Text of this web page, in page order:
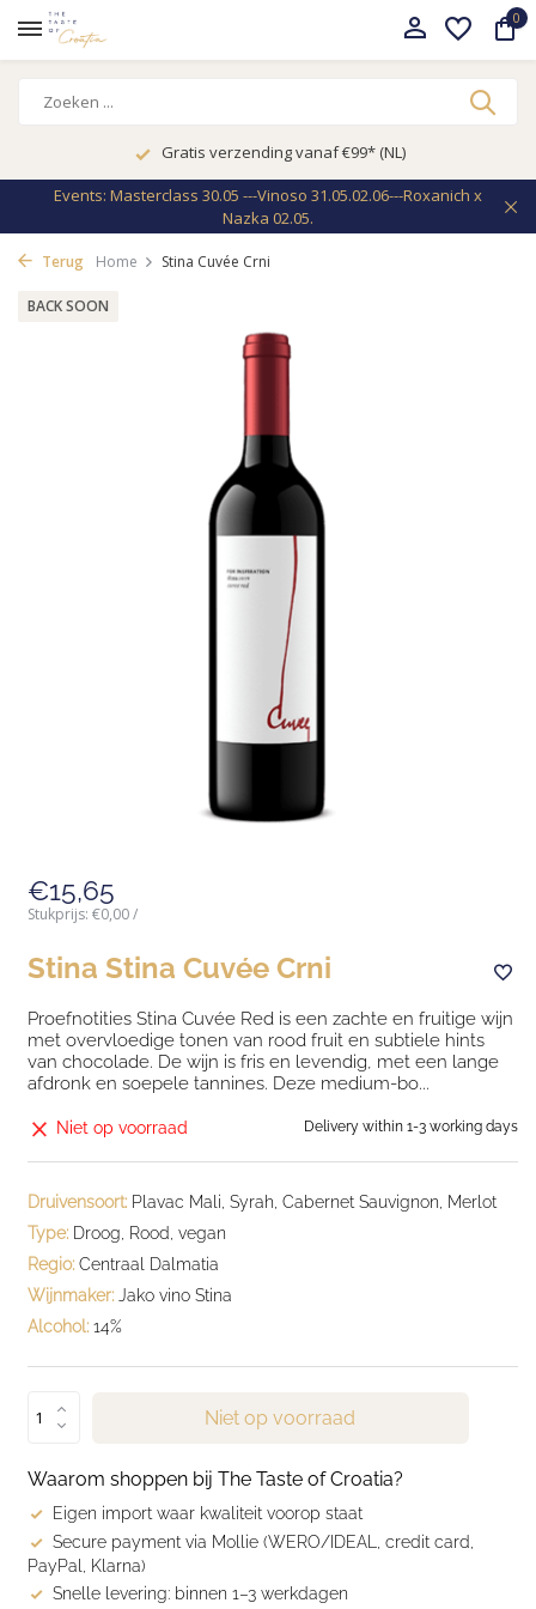
0
Gratis verzending vanaf €99* (NL)
Events: Masterclass 30.05 ---Vinoso 31.05.02.06---Roxanich x
Nazka 02.05.
Terug Home Stina Cuvée Crni
BACK SOON
€15,65
Stukprijs: €0,00/
Stina Stina Cuvée Crni
Proefnotities Stina Cuvée Red is een zachte en fruitige wijn
met overvloedige tonen van rood fruit en subtiele hints
van chocolade. De wijn is fris en levendig, met een lange
afdronk en soepele tannines. Deze medium-bo...
Niet op voorraad Delivery within 1-3 working days
Druivensoort:Plavac Mali, Syrah, Cabernet Sauvignon, Merlot
Type:Droog, Rood, vegan
Regio:Centraal Dalmatia
Wijnmaker:Jako vino Stina
Alcohol:14%
Niet op voorraad
Waarom shoppen bij The Taste of Croatia?
Eigen import waar kwaliteit voorop staat
Secure payment via Mollie (WERO/IDEAL, credit card,
PayPal, Klarna)
Snelle levering: binnen 1–3 werkdagen